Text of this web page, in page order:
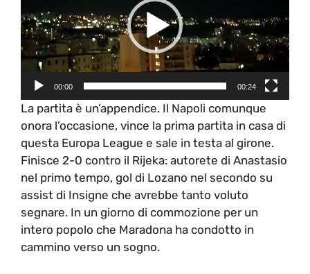
00:00 00:24
La partita è un’appendice. Il Napoli comunque
onora l’occasione, vince la prima partita in casa di
questa Europa League e sale in testa al girone.
Finisce 2-0 contro il Rijeka: autorete di Anastasio
nel primo tempo, gol di Lozano nel secondo su
assist di Insigne che avrebbe tanto voluto
segnare. In un giorno di commozione per un
intero popolo che Maradona ha condotto in
cammino verso un sogno.